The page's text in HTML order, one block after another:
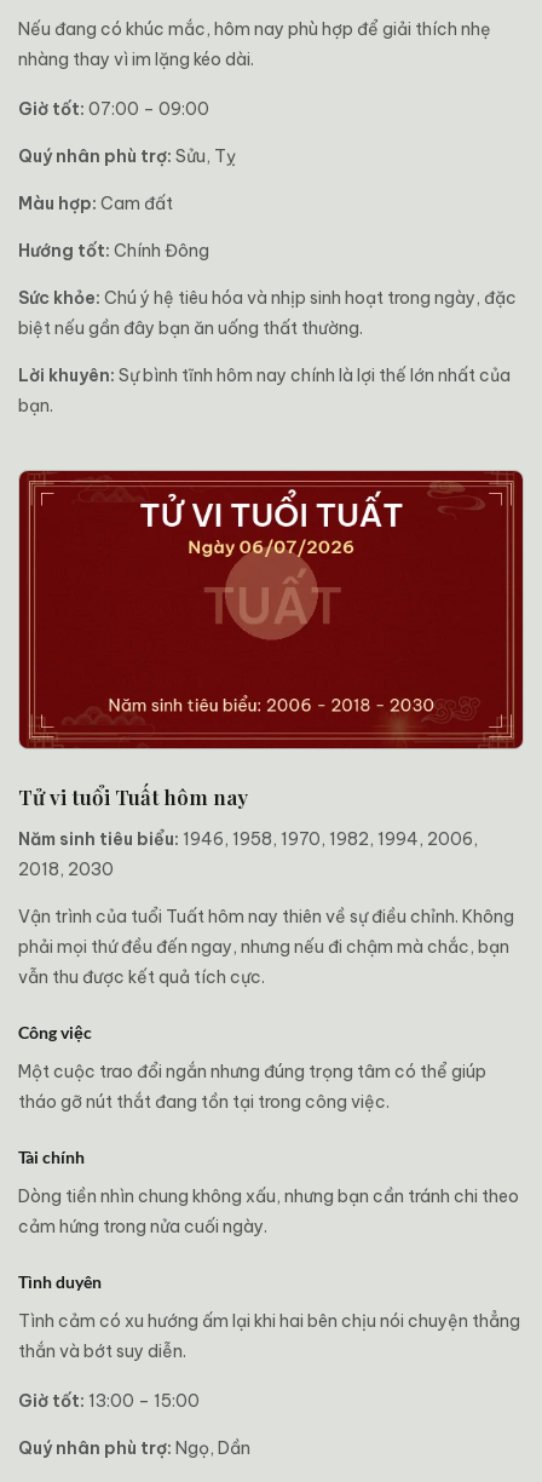
Nếu đang có khúc mắc, hôm nay phù hợp để giải thích nhẹ
nhàng thay vì im lặng kéo dài.
Giờ tốt: 07:00 – 09:00
Quý nhân phù trợ: Sửu, Tỵ
Màu hợp: Cam đất
Hướng tốt: Chính Đông
Sức khỏe: Chú ý hệ tiêu hóa và nhịp sinh hoạt trong ngày, đặc
biệt nếu gần đây bạn ăn uống thất thường.
Lời khuyên: Sự bình tĩnh hôm nay chính là lợi thế lớn nhất của
bạn.
Tử vi tuổi Tuất hôm nay
Năm sinh tiêu biểu: 1946, 1958, 1970, 1982, 1994, 2006,
2018, 2030
Vận trình của tuổi Tuất hôm nay thiên về sự điều chỉnh. Không
phải mọi thứ đều đến ngay, nhưng nếu đi chậm mà chắc, bạn
vẫn thu được kết quả tích cực.
Công việc
Một cuộc trao đổi ngắn nhưng đúng trọng tâm có thể giúp
tháo gỡ nút thắt đang tồn tại trong công việc.
Tài chính
Dòng tiền nhìn chung không xấu, nhưng bạn cần tránh chi theo
cảm hứng trong nửa cuối ngày.
Tình duyên
Tình cảm có xu hướng ấm lại khi hai bên chịu nói chuyện thẳng
thắn và bớt suy diễn.
Giờ tốt: 13:00 – 15:00
Quý nhân phù trợ: Ngọ, Dần